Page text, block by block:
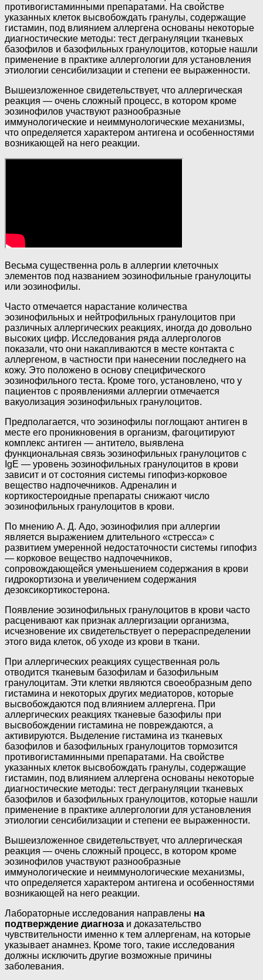
противогистаминными препаратами. На свойстве
указанных клеток высвобождать гранулы, содержащие
гистамин, под влиянием аллергена основаны некоторые
диагностические методы: тест дегрануляции тканевых
базофилов и базофильных гранулоцитов, которые нашли
применение в практике аллергологии для установления
этиологии сенсибилизации и степени ее выраженности.
Вышеизложенное свидетельствует, что аллергическая
реакция — очень сложный процесс, в котором кроме
эозинофилов участвуют разнообразные
иммунологические и неиммунологические механизмы,
что определяется характером антигена и особенностями
возникающей на него реакции.
Весьма существенна роль в аллергии клеточных
элементов под названием эозинофильные гранулоциты
или эозинофилы.
Часто отмечается нарастание количества
эозинофильных и нейтрофильных гранулоцитов при
различных аллергических реакциях, иногда до довольно
высоких цифр. Исследования ряда аллергологов
показали, что они накапливаются в месте контакта с
аллергеном, в частности при нанесении последнего на
кожу. Это положено в основу специфического
эозинофильного теста. Кроме того, установлено, что у
пациентов с проявлениями аллергии отмечается
вакуолизация эозинофильных гранулоцитов.
Предполагается, что эозинофилы поглощают антиген в
месте его проникновения в организм, фагоцитируют
комплекс антиген — антитело, выявлена
функциональная связь эозинофильных гранулоцитов с
IgE — уровень эозинофильных гранулоцитов в крови
зависит и от состояния системы гипофиз-корковое
вещество надпочечников. Адреналин и
кортикостероидные препараты снижают число
эозинофильных гранулоцитов в крови.
По мнению А. Д. Адо, эозинофилия при аллергии
является выражением длительного «стресса» с
развитием умеренной недостаточности системы гипофиз
— корковое вещество надпочечников,
сопровождающейся уменьшением содержания в крови
гидрокортизона и увеличением содержания
дезоксикортикостерона.
Появление эозинофильных гранулоцитов в крови часто
расценивают как признак аллергизации организма,
исчезновение их свидетельствует о перераспределении
этого вида клеток, об уходе из крови в ткани.
При аллергических реакциях существенная роль
отводится тканевым базофилам и базофильным
гранулоцитам. Эти клетки являются своеобразным депо
гистамина и некоторых других медиаторов, которые
высвобождаются под влиянием аллергена. При
аллергических реакциях тканевые базофилы при
высвобождении гистамина не повреждаются, а
активируются. Выделение гистамина из тканевых
базофилов и базофильных гранулоцитов тормозится
противогистаминными препаратами. На свойстве
указанных клеток высвобождать гранулы, содержащие
гистамин, под влиянием аллергена основаны некоторые
диагностические методы: тест дегрануляции тканевых
базофилов и базофильных гранулоцитов, которые нашли
применение в практике аллергологии для установления
этиологии сенсибилизации и степени ее выраженности.
Вышеизложенное свидетельствует, что аллергическая
реакция — очень сложный процесс, в котором кроме
эозинофилов участвуют разнообразные
иммунологические и неиммунологические механизмы,
что определяется характером антигена и особенностями
возникающей на него реакции.
Лабораторные исследования направлены на
подтверждение диагноза и доказательство
чувствительности именно к тем аллергенам, на которые
указывает анамнез. Кроме того, такие исследования
должны исключить другие возможные причины
заболевания.